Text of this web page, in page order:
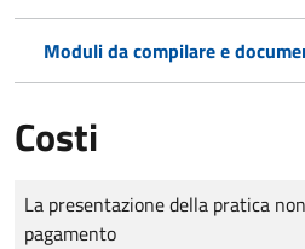
Moduli da compilare e
Costi
Tipo di pagamento
Importo
La presentazione della pratica
pagamento